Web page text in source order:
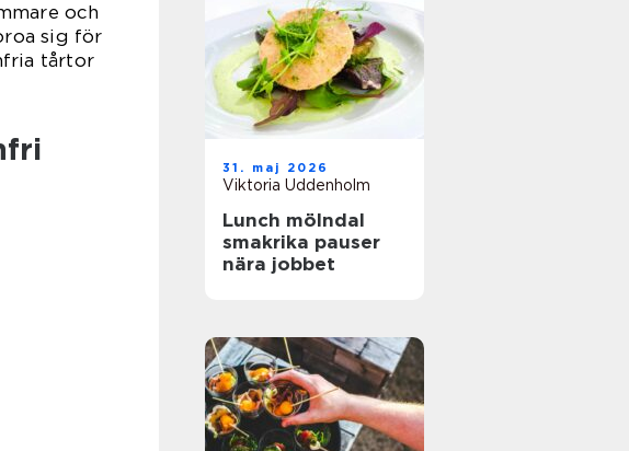
och
sig för
tårtor
31. maj 2026
Viktoria Uddenholm
Lunch mölndal
smakrika pauser
nära jobbet